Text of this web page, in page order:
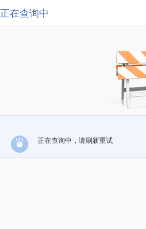
正在查询中
正在查询中，请刷新重试